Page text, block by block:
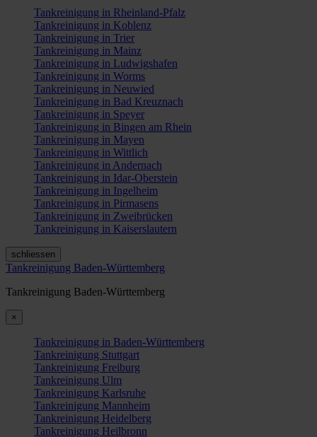
Tankreinigung in Rheinland-Pfalz
Tankreinigung in Koblenz
Tankreinigung in Trier
Tankreinigung in Mainz
Tankreinigung in Ludwigshafen
Tankreinigung in Worms
Tankreinigung in Neuwied
Tankreinigung in Bad Kreuznach
Tankreinigung in Speyer
Tankreinigung in Bingen am Rhein
Tankreinigung in Mayen
Tankreinigung in Wittlich
Tankreinigung in Andernach
Tankreinigung in Idar-Oberstein
Tankreinigung in Ingelheim
Tankreinigung in Pirmasens
Tankreinigung in Zweibrücken
Tankreinigung in Kaiserslautern
schliessen
Tankreinigung Baden-Württemberg
Tankreinigung Baden-Württemberg
×
Tankreinigung in Baden-Württemberg
Tankreinigung Stuttgart
Tankreinigung Freiburg
Tankreinigung Ulm
Tankreinigung Karlsruhe
Tankreinigung Mannheim
Tankreinigung Heidelberg
Tankreinigung Heilbronn